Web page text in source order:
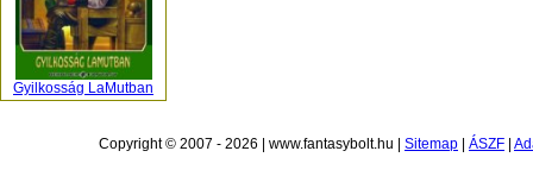
Gyilkosság LaMutban
Copyright © 2007 - 2026 | www.fantasybolt.hu | Sitemap ÁSZF